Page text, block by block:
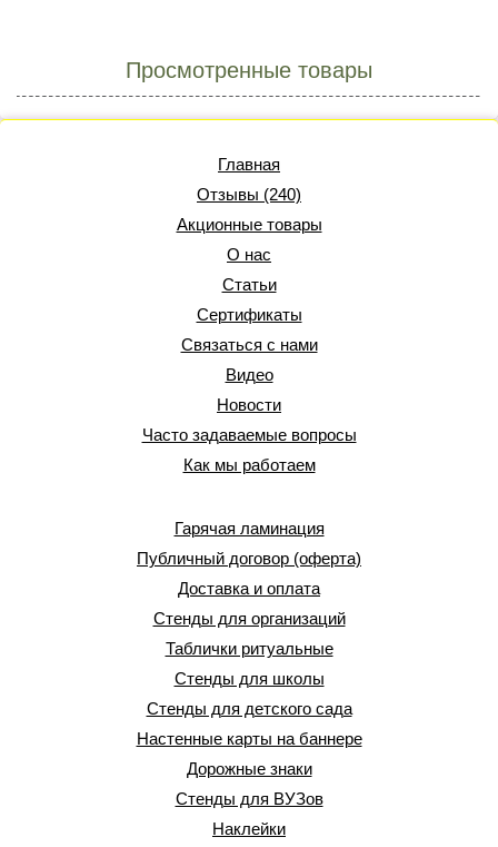
Просмотренные товары
Главная
Отзывы (240)
Акционные товары
О нас
Статьи
Сертификаты
Связаться с нами
Видео
Новости
Часто задаваемые вопросы
Как мы работаем
Гарячая ламинация
Публичный договор (оферта)
Доставка и оплата
Стенды для организаций
Таблички ритуальные
Стенды для школы
Стенды для детского сада
Настенные карты на баннере
Дорожные знаки
Стенды для ВУЗов
Наклейки